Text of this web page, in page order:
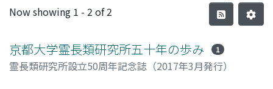
Now showing 1 - 2 of 2
京都大学霊長類研究所五十年の歩み 1
霊長類研究所設立50周年記念誌（2017年3月発行）